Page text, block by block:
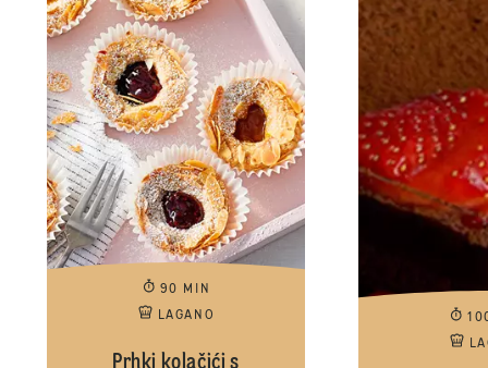
90 MIN
LAGANO
Prhki kolačići s